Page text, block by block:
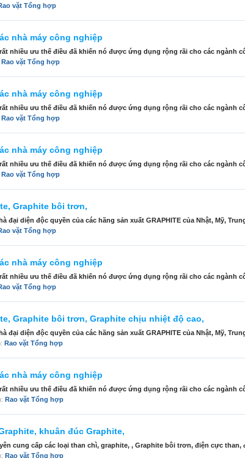
vặt Tổng hợp
nhà máy công nghiệp
nhiều ưu thế điều đã khiến nó được ứng dụng rộng rãi cho các ngành
Rao vặt Tổng hợp
nhà máy công nghiệp
nhiều ưu thế điều đã khiến nó được ứng dụng rộng rãi cho các ngành
Rao vặt Tổng hợp
nhà máy công nghiệp
nhiều ưu thế điều đã khiến nó được ứng dụng rộng rãi cho các ngành
Rao vặt Tổng hợp
Graphite bôi trơn,
đại diện độc quyền của các hãng sản xuất GRAPHITE của Nhật, Mỹ,
vặt Tổng hợp
nhà máy công nghiệp
nhiều ưu thế điều đã khiến nó được ứng dụng rộng rãi cho các ngành
vặt Tổng hợp
Graphite bôi trơn, Graphite chịu nhiệt độ cao,
đại diện độc quyền của các hãng sản xuất GRAPHITE của Nhật, Mỹ,
Rao vặt Tổng hợp
nhà máy công nghiệp
nhiều ưu thế điều đã khiến nó được ứng dụng rộng rãi cho các ngành
Rao vặt Tổng hợp
khuân đúc Graphite,
cung cấp các loại than chì, graphite, , Graphite bôi trơn, điện cực than,
Rao vặt Tổng hợp